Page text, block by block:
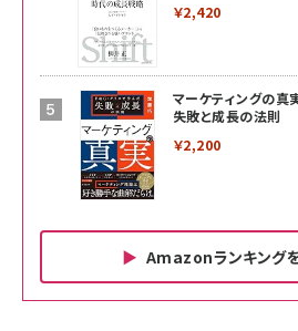
￥2,420
マーケティングの
失敗と成長の法則
￥2,200
Amazonランキング